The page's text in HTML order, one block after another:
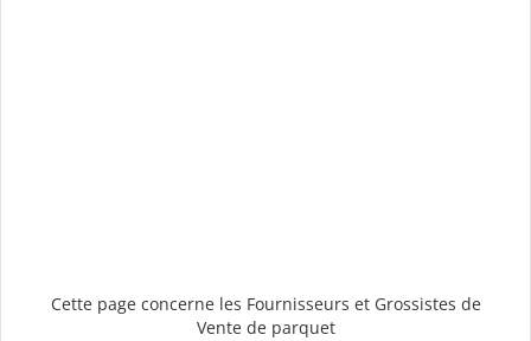
Cette page concerne les Fournisseurs et Grossistes de
Vente de parquet